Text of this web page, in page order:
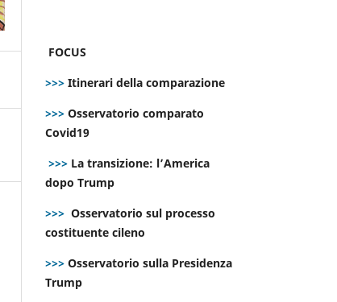
FOCUS
>>> Itinerari della comparazione
>>> Osservatorio comparato
Covid19
>>> La transizione: l’America
dopo Trump
>>> Osservatorio sul processo
costituente cileno
>>> Osservatorio sulla Presidenza
Trump